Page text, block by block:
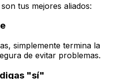
tus mejores aliados:
simplemente termina la
de evitar problemas.
"sí"